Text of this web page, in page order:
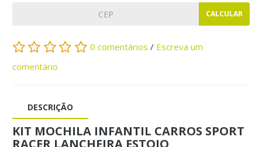
CALCULAR
0 comentários / Escreva um
comentário
DESCRIÇÃO
KIT MOCHILA INFANTIL CARROS SPORT